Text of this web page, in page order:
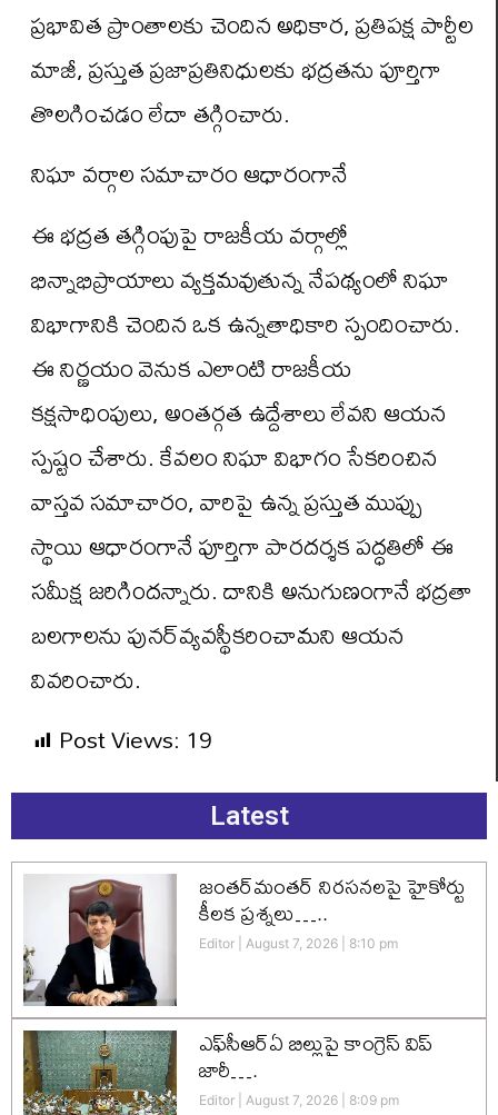
ప్రభావిత ప్రాంతాలకు చెందిన అధికార, ప్రతిపక్ష పార్టీల
మాజీ, ప్రస్తుత ప్రజాప్రతినిధులకు భద్రతను పూర్తిగా
తొలగించడం లేదా తగ్గించారు.
నిఘా వర్గాల సమాచారం ఆధారంగానే
ఈ భద్రత తగ్గింపుపై రాజకీయ వర్గాల్లో
భిన్నాభిప్రాయాలు వ్యక్తమవుతున్న నేపథ్యంలో నిఘా
విభాగానికి చెందిన ఒక ఉన్నతాధికారి స్పందించారు.
ఈ నిర్ణయం వెనుక ఎలాంటి రాజకీయ
కక్షసాధింపులు, అంతర్గత ఉద్దేశాలు లేవని ఆయన
స్పష్టం చేశారు. కేవలం నిఘా విభాగం సేకరించిన
వాస్తవ సమాచారం, వారిపై ఉన్న ప్రస్తుత ముప్పు
స్థాయి ఆధారంగానే పూర్తిగా పారదర్శక పద్ధతిలో ఈ
సమీక్ష జరిగిందన్నారు. దానికి అనుగుణంగానే భద్రతా
బలగాలను పునర్‌వ్యవస్థీకరించామని ఆయన
వివరించారు.
Post Views: 19
Latest
జంతర్‌మంతర్ నిరసనలపై హైకోర్టు
కీలక ప్రశ్నలు…..
Editor August 7, 2026 8:10 pm
ఎఫ్‌సీఆర్‌ఏ బిల్లుపై కాంగ్రెస్ విప్
జారీ….
Editor August 7, 2026 8:09 pm